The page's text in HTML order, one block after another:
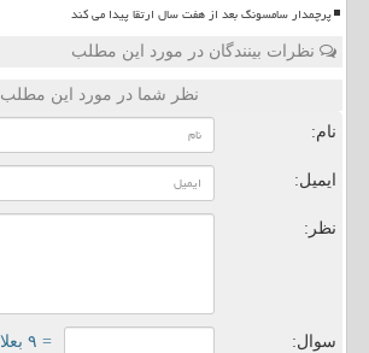
پرچمدار سامسونگ بعد از هفت سال ارتقا پیدا می کند
نظرات بینندگان در مورد این مطلب
نظر شما در مورد این مطلب
نام:
ایمیل:
نظر:
سوال: = ۹ بعلاوه ۴